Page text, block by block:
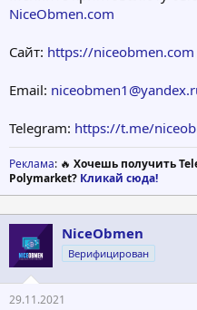
NiceObmen.com
Сайт: https://niceobmen.com
Email:
Telegram: https://t.me/
Реклама: 🔥 Хочешь получить
Polymarket? Кликай сюда!
NiceObmen
Верифицирован
29.11.2021